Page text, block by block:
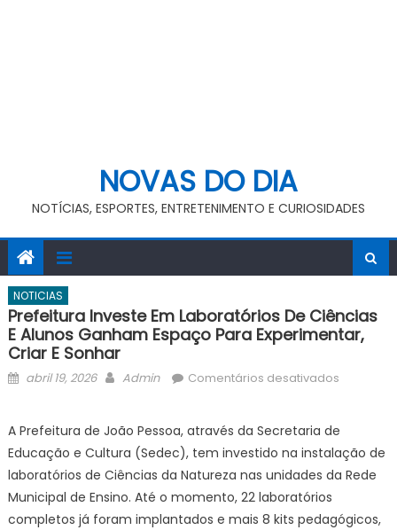
NOVAS DO DIA
NOTÍCIAS, ESPORTES, ENTRETENIMENTO E CURIOSIDADES
NOTICIAS
Prefeitura Investe Em Laboratórios De Ciências
E Alunos Ganham Espaço Para Experimentar,
Criar E Sonhar
Posted
abril 19, 2026 Author
Admin Comentários desativadosem
em
de
e
A Prefeitura de João Pessoa, através da Secretaria de
Educação e Cultura (Sedec), tem investido na instalação de
laboratórios de Ciências da Natureza nas unidades da Rede
Municipal de Ensino. Até o momento, 22 laboratórios
completos já foram implantados e mais 8 kits pedagógicos,